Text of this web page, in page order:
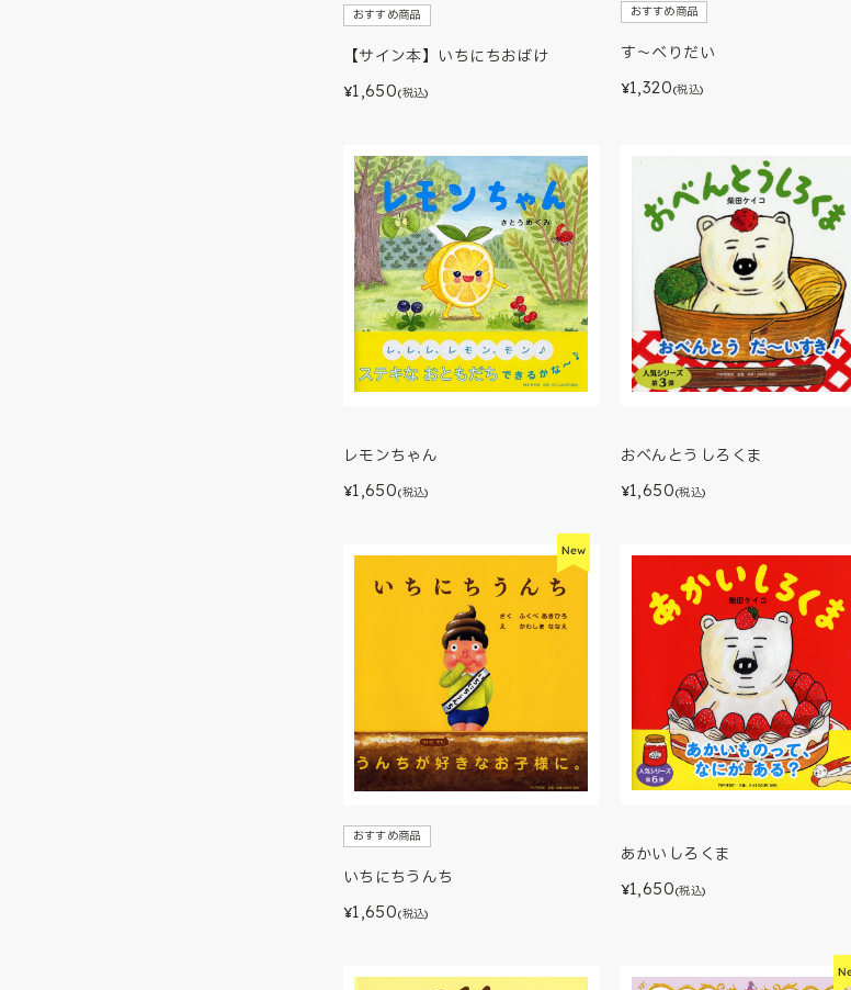
おすすめ商品
【サイン本】いちにちおばけ
¥1,650(税込)
おすすめ商品
す～べりだい
¥1,320(税込)
レモンちゃん
¥1,650(税込)
おべんとうしろくま
¥1,650(税込)
おすすめ商品
いちにちうんち
¥1,650(税込)
あかいしろくま
¥1,650(税込)